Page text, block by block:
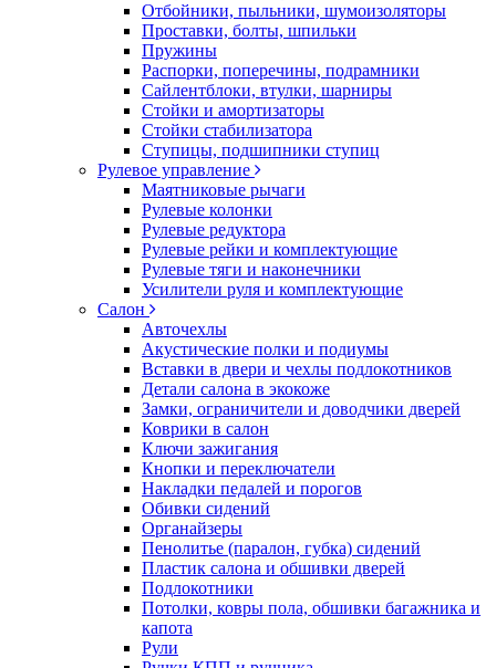
Отбойники, пыльники, шумоизоляторы
Проставки, болты, шпильки
Пружины
Распорки, поперечины, подрамники
Сайлентблоки, втулки, шарниры
Стойки и амортизаторы
Стойки стабилизатора
Ступицы, подшипники ступиц
Рулевое управление
Маятниковые рычаги
Рулевые колонки
Рулевые редуктора
Рулевые рейки и комплектующие
Рулевые тяги и наконечники
Усилители руля и комплектующие
Салон
Авточехлы
Акустические полки и подиумы
Вставки в двери и чехлы подлокотников
Детали салона в экокоже
Замки, ограничители и доводчики дверей
Коврики в салон
Ключи зажигания
Кнопки и переключатели
Накладки педалей и порогов
Обивки сидений
Органайзеры
Пенолитье (паралон, губка) сидений
Пластик салона и обшивки дверей
Подлокотники
Потолки, ковры пола, обшивки багажника и
капота
Рули